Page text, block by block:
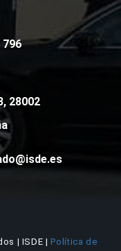
796
28002
| ISDE |Política de